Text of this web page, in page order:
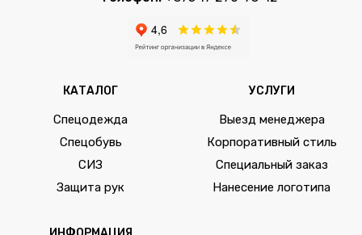
КАТАЛОГ
Спецодежда
Спецобувь
СИЗ
Защита рук
УСЛУГИ
Выезд менеджера
Корпоративный стиль
Специальный заказ
Нанесение логотипа